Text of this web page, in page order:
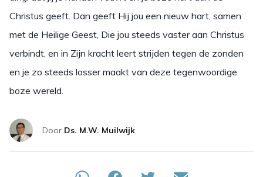
Christus geeft. Dan geeft Hij jou een nieuw hart, samen
met de Heilige Geest, Die jou steeds vaster aan Christus
verbindt, en in Zijn kracht leert strijden tegen de zonden
en je zo steeds losser maakt van deze tegenwoordige
boze wereld.
Door Ds. M.W. Muilwijk